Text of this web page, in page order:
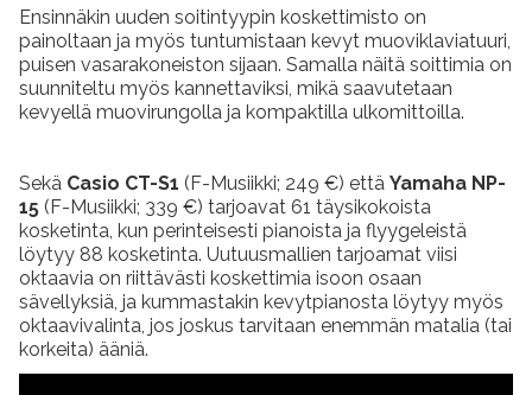
Ensinnäkin uuden soitintyypin koskettimisto on
painoltaan ja myös tuntumistaan kevyt muoviklaviatuuri,
puisen vasarakoneiston sijaan. Samalla näitä soittimia on
suunniteltu myös kannettaviksi, mikä saavutetaan
kevyellä muovirungolla ja kompaktilla ulkomittoilla.
Sekä Casio CT-S1 (F-Musiikki; 249 €) että Yamaha NP-
15 (F-Musiikki; 339 €) tarjoavat 61 täysikokoista
kosketinta, kun perinteisesti pianoista ja flyygeleistä
löytyy 88 kosketinta. Uutuusmallien tarjoamat viisi
oktaavia on riittävästi koskettimia isoon osaan
sävellyksiä, ja kummastakin kevytpianosta löytyy myös
oktaavivalinta, jos joskus tarvitaan enemmän matalia (tai
korkeita) ääniä.